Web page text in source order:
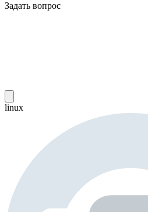
Задать вопрос
linux